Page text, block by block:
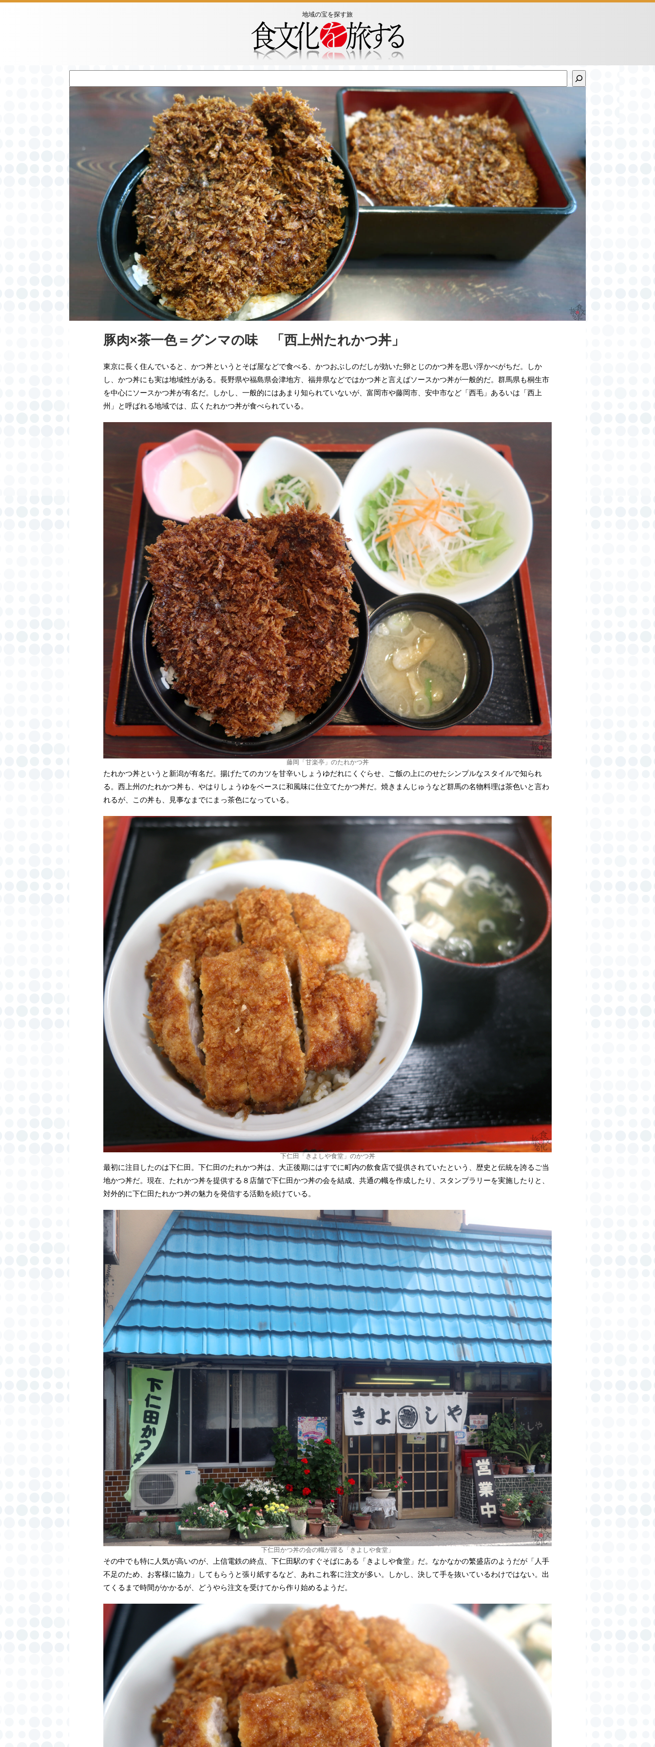
地域の宝を探す旅
豚肉×茶一色＝グンマの味 「西上州たれかつ丼」
東京に長く住んでいると、かつ丼というとそば屋などで食べる、かつおぶしのだしが効いた卵とじのかつ丼を思い浮かべがちだ。しか
し、かつ丼にも実は地域性がある。長野県や福島県会津地方、福井県などではかつ丼と言えばソースかつ丼が一般的だ。群馬県も桐生市
を中心にソースかつ丼が有名だ。しかし、一般的にはあまり知られていないが、富岡市や藤岡市、安中市など「西毛」あるいは「西上
州」と呼ばれる地域では、広くたれかつ丼が食べられている。
藤岡「甘楽亭」のたれかつ丼
たれかつ丼というと新潟が有名だ。揚げたてのカツを甘辛いしょうゆだれにくぐらせ、ご飯の上にのせたシンプルなスタイルで知られ
る。西上州のたれかつ丼も、やはりしょうゆをベースに和風味に仕立てたかつ丼だ。焼きまんじゅうなど群馬の名物料理は茶色いと言わ
れるが、この丼も、見事なまでにまっ茶色になっている。
下仁田「きよしや食堂」のかつ丼
最初に注目したのは下仁田。下仁田のたれかつ丼は、大正後期にはすでに町内の飲食店で提供されていたという、歴史と伝統を誇るご当
地かつ丼だ。現在、たれかつ丼を提供する８店舗で下仁田かつ丼の会を結成、共通の幟を作成したり、スタンプラリーを実施したりと、
対外的に下仁田たれかつ丼の魅力を発信する活動を続けている。
下仁田かつ丼の会の幟が躍る「きよしや食堂」
その中でも特に人気が高いのが、上信電鉄の終点、下仁田駅のすぐそばにある「きよしや食堂」だ。なかなかの繁盛店のようだが「人手
不足のため、お客様に協力」してもらうと張り紙するなど、あれこれ客に注文が多い。しかし、決して手を抜いているわけではない。出
てくるまで時間がかかるが、どうやら注文を受けてから作り始めるようだ。